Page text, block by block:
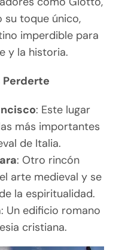
toque único,
imperdible para
y la historia.
Perderte
: Este lugar
más importantes
de Italia.
: Otro rincón
arte medieval y se
la espiritualidad.
: Un edificio romano
cristiana.